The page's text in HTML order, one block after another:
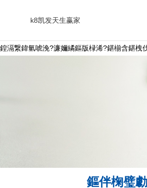
鍠滆繋鍏氫唬浼?濂嬭繘鏂版椂浠?鍖椾含鍖栧
k8凯发天生赢家
鏂伴椈璧